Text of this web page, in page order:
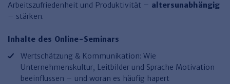
Insolvenzrecht
Haufe Personal Office
Haufe Zeugnis Manager
Sozialrechtprodukte
Arbeitszufriedenheit und Produktivität – altersunabhängig
– stärken.
Inhalte des Online-Seminars
Wertschätzung & Kommunikation: Wie
Unternehmenskultur, Leitbilder und Sprache Motivation
beeinflussen – und woran es häufig hapert